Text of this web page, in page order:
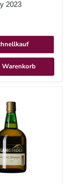
2023
Warenkorb